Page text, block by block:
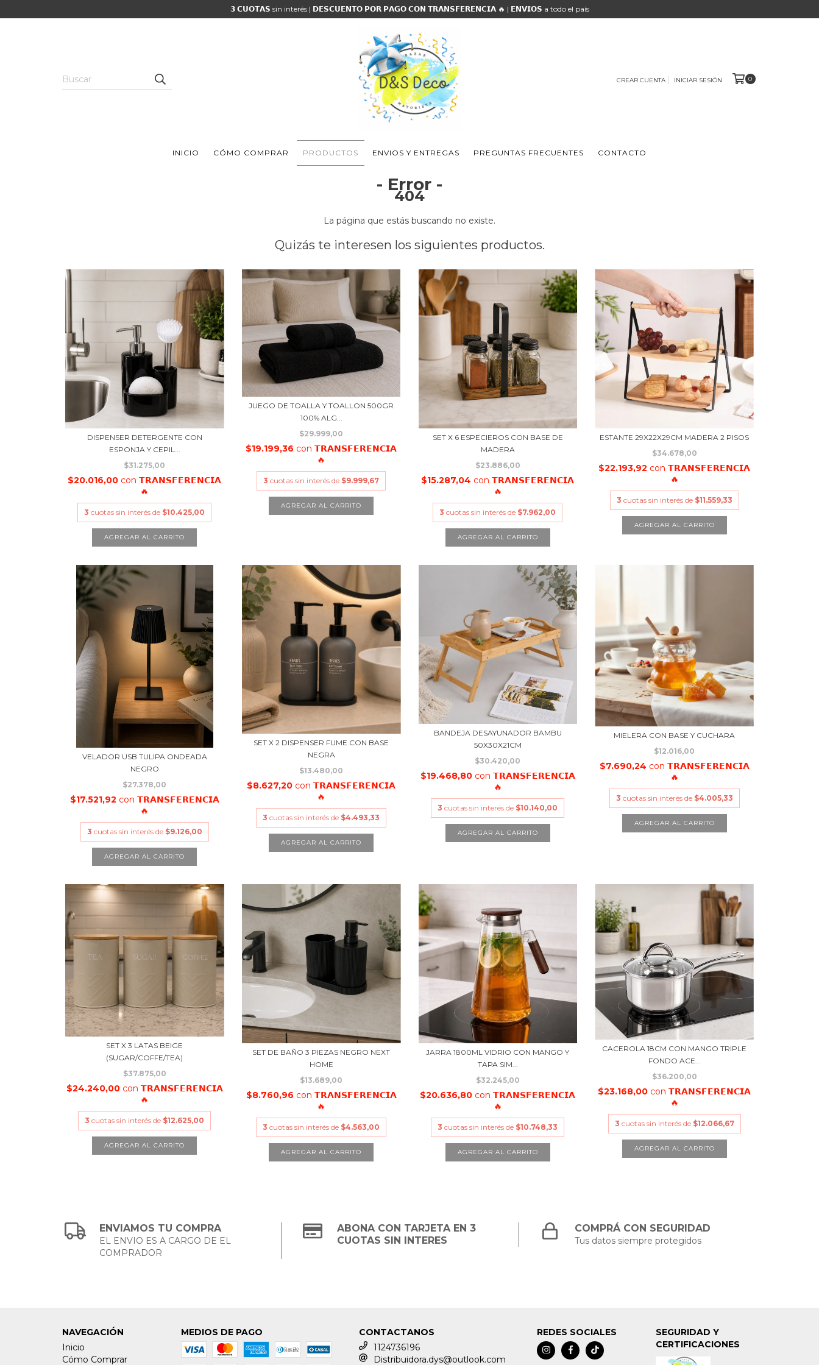
𝟯 𝗖𝗨𝗢𝗧𝗔𝗦 sin interés | 𝗗𝗘𝗦𝗖𝗨𝗘𝗡𝗧𝗢 𝗣𝗢𝗥 𝗣𝗔𝗚𝗢 𝗖𝗢𝗡 𝗧𝗥𝗔𝗡𝗦𝗙𝗘𝗥𝗘𝗡𝗖𝗜𝗔 🔥 | 𝗘𝗡𝗩𝗜𝗢𝗦 a todo el país
CREAR CUENTA INICIAR SESIÓN 0
INICIO CÓMO COMPRAR PRODUCTOS ENVIOS Y ENTREGAS PREGUNTAS FRECUENTES CONTACTO
- Error -
404
La página que estás buscando no existe.
Quizás te interesen los siguientes productos.
DISPENSER DETERGENTE CON
ESPONJA Y CEPIL...
$31.275,00
$20.016,00 con 𝗧𝗥𝗔𝗡𝗦𝗙𝗘𝗥𝗘𝗡𝗖𝗜𝗔
🔥
3 cuotas sin interés de $10.425,00
JUEGO DE TOALLA Y TOALLON 500GR
100% ALG...
$29.999,00
$19.199,36 con 𝗧𝗥𝗔𝗡𝗦𝗙𝗘𝗥𝗘𝗡𝗖𝗜𝗔
🔥
3 cuotas sin interés de $9.999,67
SET X 6 ESPECIEROS CON BASE DE
MADERA
$23.886,00
$15.287,04 con 𝗧𝗥𝗔𝗡𝗦𝗙𝗘𝗥𝗘𝗡𝗖𝗜𝗔
🔥
3 cuotas sin interés de $7.962,00
ESTANTE 29X22X29CM MADERA 2 PISOS
$34.678,00
$22.193,92 con 𝗧𝗥𝗔𝗡𝗦𝗙𝗘𝗥𝗘𝗡𝗖𝗜𝗔
🔥
3 cuotas sin interés de $11.559,33
VELADOR USB TULIPA ONDEADA
NEGRO
$27.378,00
$17.521,92 con 𝗧𝗥𝗔𝗡𝗦𝗙𝗘𝗥𝗘𝗡𝗖𝗜𝗔
🔥
3 cuotas sin interés de $9.126,00
SET X 2 DISPENSER FUME CON BASE
NEGRA
$13.480,00
$8.627,20 con 𝗧𝗥𝗔𝗡𝗦𝗙𝗘𝗥𝗘𝗡𝗖𝗜𝗔
🔥
3 cuotas sin interés de $4.493,33
BANDEJA DESAYUNADOR BAMBU
50X30X21CM
$30.420,00
$19.468,80 con 𝗧𝗥𝗔𝗡𝗦𝗙𝗘𝗥𝗘𝗡𝗖𝗜𝗔
🔥
3 cuotas sin interés de $10.140,00
MIELERA CON BASE Y CUCHARA
$12.016,00
$7.690,24 con 𝗧𝗥𝗔𝗡𝗦𝗙𝗘𝗥𝗘𝗡𝗖𝗜𝗔
🔥
3 cuotas sin interés de $4.005,33
SET X 3 LATAS BEIGE
(SUGAR/COFFE/TEA)
$37.875,00
$24.240,00 con 𝗧𝗥𝗔𝗡𝗦𝗙𝗘𝗥𝗘𝗡𝗖𝗜𝗔
🔥
3 cuotas sin interés de $12.625,00
SET DE BAÑO 3 PIEZAS NEGRO NEXT
HOME
$13.689,00
$8.760,96 con 𝗧𝗥𝗔𝗡𝗦𝗙𝗘𝗥𝗘𝗡𝗖𝗜𝗔
🔥
3 cuotas sin interés de $4.563,00
JARRA 1800ML VIDRIO CON MANGO Y
TAPA SIM...
$32.245,00
$20.636,80 con 𝗧𝗥𝗔𝗡𝗦𝗙𝗘𝗥𝗘𝗡𝗖𝗜𝗔
🔥
3 cuotas sin interés de $10.748,33
CACEROLA 18CM CON MANGO TRIPLE
FONDO ACE...
$36.200,00
$23.168,00 con 𝗧𝗥𝗔𝗡𝗦𝗙𝗘𝗥𝗘𝗡𝗖𝗜𝗔
🔥
3 cuotas sin interés de $12.066,67
ENVIAMOS TU COMPRA
EL ENVIO ES A CARGO DE EL
COMPRADOR
ABONA CON TARJETA EN 3
CUOTAS SIN INTERES
COMPRÁ CON SEGURIDAD
Tus datos siempre protegidos
NAVEGACIÓN
Inicio
Cómo Comprar
MEDIOS DE PAGO
CONTACTANOS
1124736196
Distribuidora.dys@outlook.com
REDES SOCIALES
SEGURIDAD Y
CERTIFICACIONES